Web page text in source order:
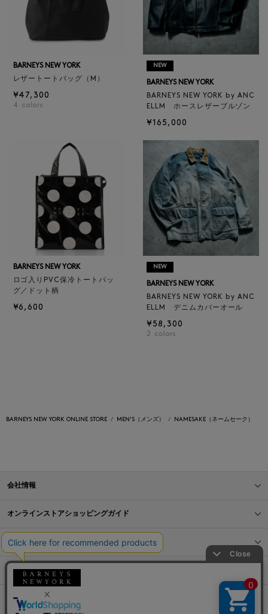
BARNEYS NEW YORK
レザートートバッグ（M）
¥47,300
4 colors
NEW
BARNEYS NEW YORK
BARNEYS NEW YORK by ANC
ELLM ホースレザーブルゾン
¥165,000
BARNEYS NEW YORK
ロゴ入りPVC保冷トートバッ
グ／ドット柄
¥6,600
NEW
BARNEYS NEW YORK
BARNEYS NEW YORK by ANC
ELLM デニムカバーオール
¥58,300
2 colors
BARNEYS NEW YORK ONLINE STORE MEN'S（メンズ） NAMESAKE（ネームセーク）
会社情報
オンラインストアショッピングガイド
店舗情報
サービス